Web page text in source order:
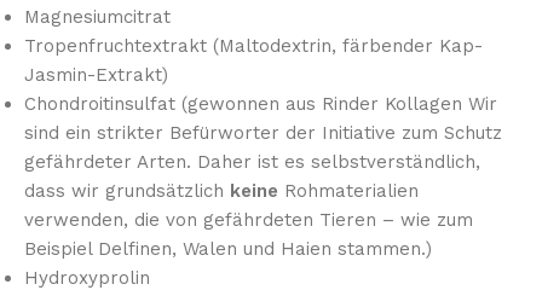
Magnesiumcitrat
Tropenfruchtextrakt (Maltodextrin, färbender Kap-
Jasmin-Extrakt)
Chondroitinsulfat (gewonnen aus Rinder Kollagen Wir
sind ein strikter Befürworter der Initiative zum Schutz
gefährdeter Arten. Daher ist es selbstverständlich,
dass wir grundsätzlich keine Rohmaterialien
verwenden, die von gefährdeten Tieren – wie zum
Beispiel Delfinen, Walen und Haien stammen.)
Hydroxyprolin